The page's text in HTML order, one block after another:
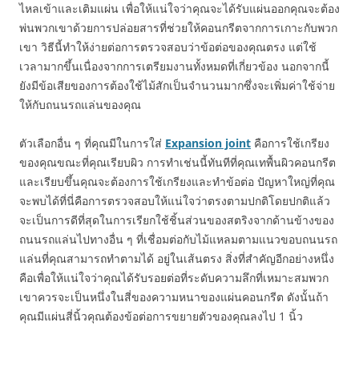
ไหลเข้าและเติมแผ่น เพื่อให้แน่ใจว่าคุณจะได้รับแผ่นออกคุณจะต้อง
พ่นพวกเขาด้วยการปล่อยสารที่ช่วยให้คอนกรีตจากการเกาะกับพวก
เขา วิธีนี้ทำให้ง่ายต่อการตรวจสอบว่าข้อต่อของคุณตรง แต่ใช้
เวลามากขึ้นเนื่องจากการเตรียมงานทั้งหมดที่เกี่ยวข้อง นอกจากนี้
ยังมีข้อเสียของการต้องใช้ไม้สักเป็นจำนวนมากซึ่งจะเพิ่มค่าใช้จ่าย
ให้กับถนนรถแล่นของคุณ
ตัวเลือกอื่น ๆ ที่คุณมีในการใส่ Expansion joint คือการใช้เกรียง
ของคุณขณะที่คุณเรียบผิว การทำเช่นนี้ทันทีที่คุณเทพื้นผิวคอนกรีต
และเรียบขึ้นคุณจะต้องการใช้เกรียงและทำข้อต่อ ปัญหาใหญ่ที่คุณ
จะพบได้ที่นี่คือการตรวจสอบให้แน่ใจว่าตรงตามปกติโดยปกติแล้ว
จะเป็นการดีที่สุดในการเรียกใช้ชิ้นส่วนของสตริงจากด้านข้างของ
ถนนรถแล่นไปทางอื่น ๆ ที่เชื่อมต่อกับไม้แหลมตามแนวขอบถนนรถ
แล่นที่คุณสามารถทำตามได้ อยู่ในเส้นตรง สิ่งที่สำคัญอีกอย่างหนึ่ง
คือเพื่อให้แน่ใจว่าคุณได้รับรอยต่อที่ระดับความลึกที่เหมาะสมพวก
เขาควรจะเป็นหนึ่งในสี่ของความหนาของแผ่นคอนกรีต ดังนั้นถ้า
คุณมีแผ่นสี่นิ้วคุณต้องข้อต่อการขยายตัวของคุณลงไป 1 นิ้ว